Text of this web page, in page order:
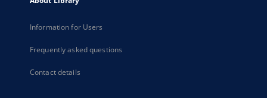
Information for Users
Frequently asked questions
Contact details